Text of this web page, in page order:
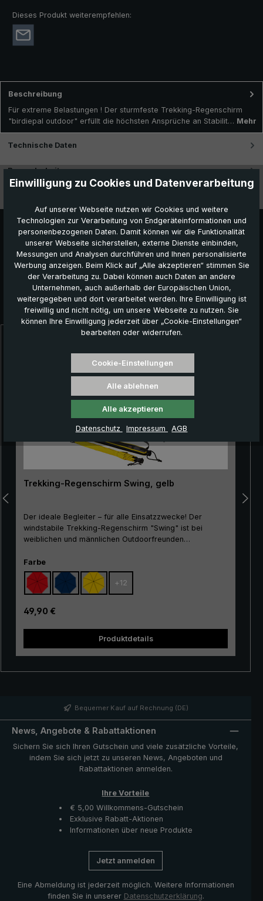
Dieses Produkt weiterempfehlen:
Beschreibung
Für extreme Belastungen ! Der sturmfeste Trekking-Regenschirm
"birdiepal outdoor" erfüllt die höchsten Ansprüche an Stabilit… Mehr
Technische Daten
Besonderheiten
Das könnte Ihnen auch gefallen:
Trekking-Regenschirm Swing, gelb
Der ideale Begleiter – für alle Einsatzzwecke! Der
windstabile Trekking-Regenschirm "Swing" ist bei
weiblichen und männlichen Outdoorfreunden
Preis-/Leistungsverhältnisses ist der Klassiker als
Einsteigermodell besonders gut geeignet. Das Gestell
aus 100% Glasfasern ist sehr flexibel und überzeugt
durch seine ausgezeichnete Stabilität und erstklassige
Verarbeitung. Durch den Einsatz von innovativen
Materialien ist der "Swing" zudem sehr leicht und kann
somit bequem in der Hand getragen werden. Ob bei
einem kurzen Regenschauer oder bei Dauerregen, der
beliebte Trekking-Regenschirm "Swing" bietet
Wetterbedingungen.
Farbeauswählen
+ 12
Regulärer Preis:
49,90 €
Produktdetails
Bequemer Kauf auf Rechnung (DE)
News, Angebote & Rabattaktionen
Sichern Sie sich Ihren Gutschein und viele zusätzliche Vorteile,
indem Sie sich jetzt zu unseren News, Angeboten und
Rabattaktionen anmelden.
Ihre Vorteile
€ 5,00 Willkommens-Gutschein
Exklusive Rabatt-Aktionen
Informationen über neue Produkte
Jetzt anmelden
Eine Abmeldung ist jederzeit möglich. Weitere Informationen
finden Sie in unserer Datenschutzerklärung.
Einwilligung zu Cookies und Datenverarbeitung
Auf unserer Webseite nutzen wir Cookies und weitere
Technologien zur Verarbeitung von Endgeräteinformationen und
personenbezogenen Daten. Damit können wir die Funktionalität
unserer Webseite sicherstellen, externe Dienste einbinden,
Messungen und Analysen durchführen und Ihnen personalisierte
Werbung anzeigen. Beim Klick auf „Alle akzeptieren“ stimmen Sie
der Verarbeitung zu. Dabei können auch Daten an andere
Unternehmen, auch außerhalb der Europäischen Union,
weitergegeben und dort verarbeitet werden. Ihre Einwilligung ist
freiwillig und nicht nötig, um unsere Webseite zu nutzen. Sie
können Ihre Einwilligung jederzeit über „Cookie-Einstellungen“
bearbeiten oder widerrufen.
Cookie-Einstellungen
Alle ablehnen
Alle akzeptieren
Datenschutz Impressum AGB